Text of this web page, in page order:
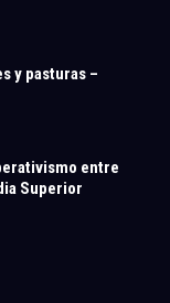
y pasturas –
entre
Superior